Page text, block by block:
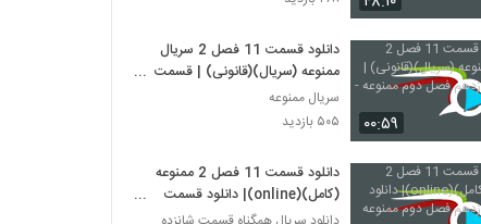
۰۰:۵۹
دانلود قسمت 11 فصل 2 سریال
ممنوعه (سریال)(قانونی) | قسمت
یازدهم فصل دوم ممنوعه -HD
سریال ممنوعه
۵۰۵ بازدید
دانلود قسمت 11 فصل 2 ممنوعه
(کامل)(online)| دانلود قسمت
یازدهم فصل دوم ممنوعه (قانونی).